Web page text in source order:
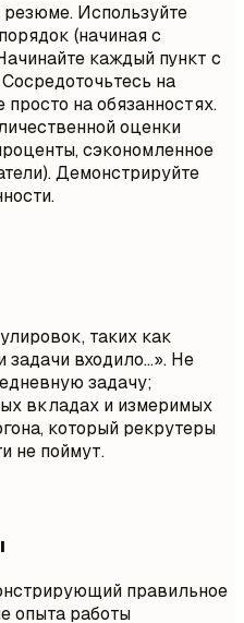
резюме. Используйте
(начиная с
каждый пункт с
Сосредоточьтесь на
просто на обязанностях.
оценки
сэкономленное
Демонстрируйте
таких как
задачи входило…». Не
задачу;
вкладах и измеримых
который рекрутеры
не поймут.
правильное
опыта работы